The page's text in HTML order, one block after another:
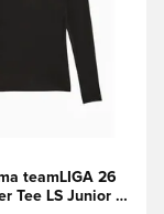
teamLIGA 26
Tee LS Junior -